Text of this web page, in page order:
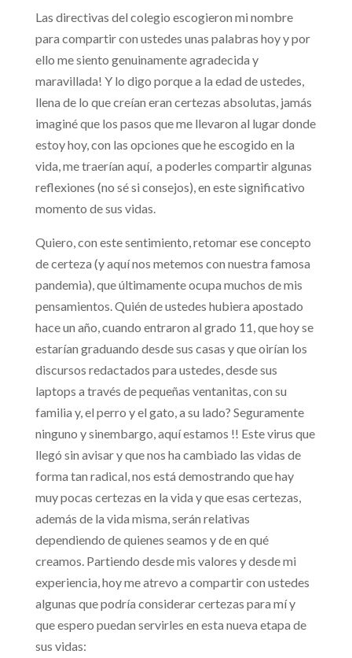
Las directivas del colegio escogieron mi nombre
para compartir con ustedes unas palabras hoy y por
ello me siento genuinamente agradecida y
maravillada! Y lo digo porque a la edad de ustedes,
llena de lo que creían eran certezas absolutas, jamás
imaginé que los pasos que me llevaron al lugar donde
estoy hoy, con las opciones que he escogido en la
vida, me traerían aquí, a poderles compartir algunas
reflexiones (no sé si consejos), en este significativo
momento de sus vidas.
Quiero, con este sentimiento, retomar ese concepto
de certeza (y aquí nos metemos con nuestra famosa
pandemia), que últimamente ocupa muchos de mis
pensamientos. Quién de ustedes hubiera apostado
hace un año, cuando entraron al grado 11, que hoy se
estarían graduando desde sus casas y que oirían los
discursos redactados para ustedes, desde sus
laptops a través de pequeñas ventanitas, con su
familia y, el perro y el gato, a su lado? Seguramente
ninguno y sinembargo, aquí estamos !! Este virus que
llegó sin avisar y que nos ha cambiado las vidas de
forma tan radical, nos está demostrando que hay
muy pocas certezas en la vida y que esas certezas,
además de la vida misma, serán relativas
dependiendo de quienes seamos y de en qué
creamos. Partiendo desde mis valores y desde mi
experiencia, hoy me atrevo a compartir con ustedes
algunas que podría considerar certezas para mí y
que espero puedan servirles en esta nueva etapa de
sus vidas: